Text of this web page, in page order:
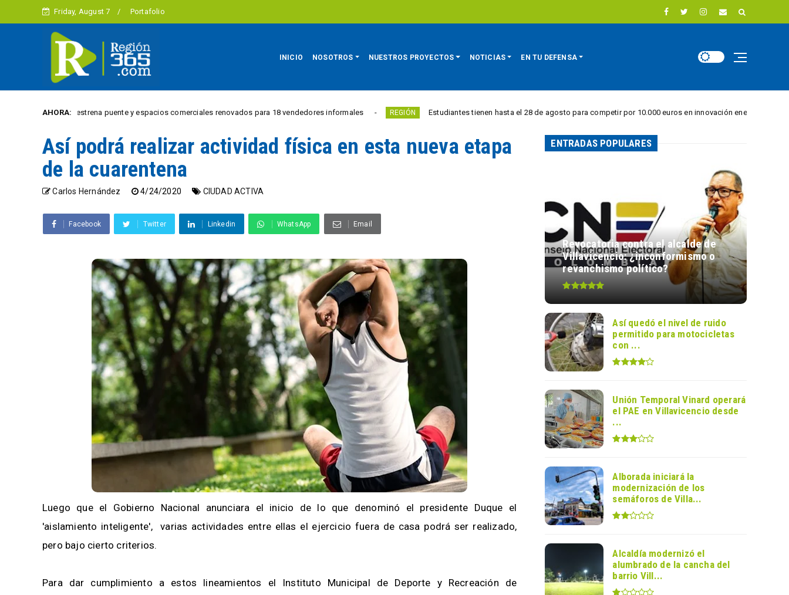
Friday, August 7 Portafolio
INICIO NOSOTROS NUESTROS PROYECTOS NOTICIAS EN TU DEFENSA
AHORA:
Julia estrena puente y espacios comerciales renovados para 18 vendedores informales REGIÓN Estudiantes tienen hasta el 28 de agosto para competir por 10.000 euros en innovación energética
Así podrá realizar actividad física en esta nueva etapa
de la cuarentena
Carlos Hernández 4/24/2020 CIUDAD ACTIVA
Facebook Twitter Linkedin WhatsApp Email
Luego que el Gobierno Nacional anunciara el inicio de lo que denominó el presidente Duque el
'aislamiento inteligente', varias actividades entre ellas el ejercicio fuera de casa podrá ser realizado,
pero bajo cierto criterios.
Para dar cumplimiento a estos lineamientos el Instituto Municipal de Deporte y Recreación de
ENTRADAS POPULARES
Revocatoria contra el alcalde de
Villavicencio: ¿inconformismo o
revanchismo político?
Así quedó el nivel de ruido
permitido para motocicletas
con ...
Unión Temporal Vinard operará
el PAE en Villavicencio desde
...
Alborada iniciará la
modernización de los
semáforos de Villa...
Alcaldía modernizó el
alumbrado de la cancha del
barrio Vill...